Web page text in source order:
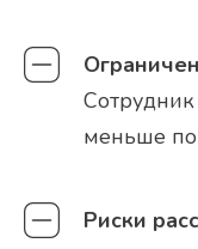
меньше
Риски